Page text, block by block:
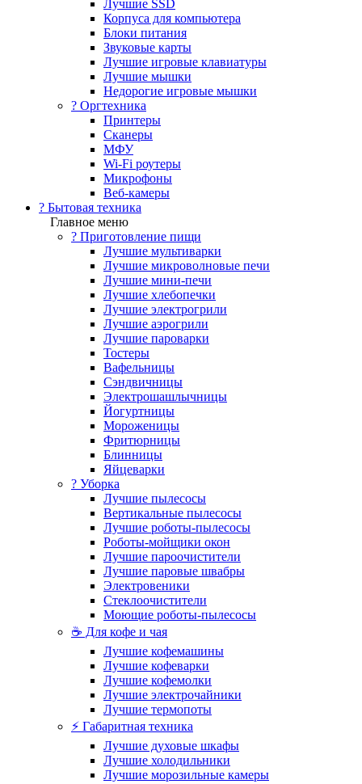
Лучшие SSD
Корпуса для компьютера
Блоки питания
Звуковые карты
Лучшие игровые клавиатуры
Лучшие мышки
Недорогие игровые мышки
?️ Оргтехника
Принтеры
Сканеры
МФУ
Wi-Fi роутеры
Микрофоны
Веб-камеры
? Бытовая техника
Главное меню
? Приготовление пищи
Лучшие мультиварки
Лучшие микроволновые печи
Лучшие мини-печи
Лучшие хлебопечки
Лучшие электрогрили
Лучшие аэрогрили
Лучшие пароварки
Тостеры
Вафельницы
Сэндвичницы
Электрошашлычницы
Йогуртницы
Мороженицы
Фритюрницы
Блинницы
Яйцеварки
? Уборка
Лучшие пылесосы
Вертикальные пылесосы
Лучшие роботы-пылесосы
Роботы-мойщики окон
Лучшие пароочистители
Лучшие паровые швабры
Электровеники
Стеклоочистители
Моющие роботы-пылесосы
☕ Для кофе и чая
Лучшие кофемашины
Лучшие кофеварки
Лучшие кофемолки
Лучшие электрочайники
Лучшие термопоты
⚡ Габаритная техника
Лучшие духовые шкафы
Лучшие холодильники
Лучшие морозильные камеры